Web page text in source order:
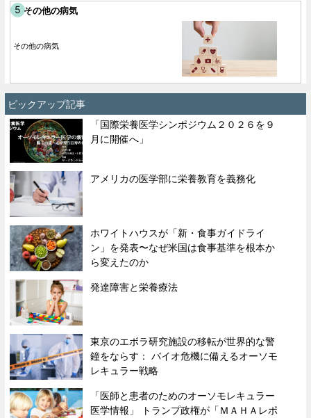
その他の病気
その他の病気
ピックアップ記事
「国際栄養医学シンポジウム２０２６を９
月に開催へ」
アメリカの医学部に栄養教育を義務化
ホワイトハウスが「新・食事ガイドライ
ン」を発表〜なぜ米国は食事基準を根本か
ら変えたのか
発達障害と栄養療法
東京のエボラ研究施設の移転が世界的な警
鐘をならす： バイオ危機に備えるオーソモ
レキュラー戦略
「医師と患者のためのオーソモレキュラー
医学情報」 トランプ政権が「ＭＡＨＡレポ